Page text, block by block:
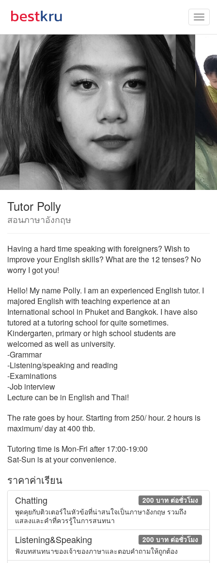
Tutor Polly
สอนภาษาอังกฤษ
Having a hard time speaking with foreigners? Wish to
improve your English skills? What are the 12 tenses? No
worry I got you!
Hello! My name Polly. I am an experienced English tutor. I
majored English with teaching experience at an
International school in Phuket and Bangkok. I have also
tutored at a tutoring school for quite sometimes.
Kindergarten, primary or high school students are
welcomed as well as university.
-Grammar
-Listening/speaking and reading
-Examinations
-Job interview
Lecture can be in English and Thai!
The rate goes by hour. Starting from 250/ hour. 2 hours is
maximum/ day at 400 thb.
Tutoring time is Mon-Fri after 17:00-19:00
Sat-Sun is at your convenience.
ราคาค่าเรียน
Chatting 200 บาท ต่อชั่วโมง
พูดคุยกับติวเตอร์ในหัวข้อที่น่าสนใจเป็นภาษาอังกฤษ รวมถึง
แสลงและคำที่ควรรู้ในการสนทนา
Listening&Speaking 200 บาท ต่อชั่วโมง
ฟังบทสนทนาของเจ้าของภาษาและตอบคำถามให้ถูกต้อง